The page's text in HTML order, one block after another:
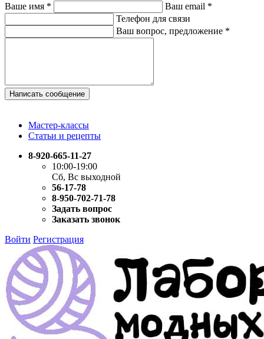
Ваше имя * Ваш email *
Телефон для связи
Ваш вопрос, предложение *
Написать сообщение
Мастер-классы
Статьи и рецепты
8-920-665-11-27
10:00-19:00
Сб, Вс выходной
56-17-78
8-950-702-71-78
Задать вопрос
Заказать звонок
Войти Регистрация